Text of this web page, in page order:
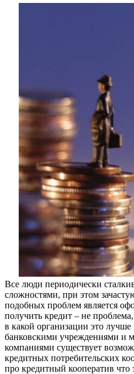
Все люди периодически
сложностями, при этом
подобных проблем является
получить кредит – не
в какой организации это лучше
банковскими учреждениями и
компаниями существует
кредитных потребительских
про кредитный кооператив что